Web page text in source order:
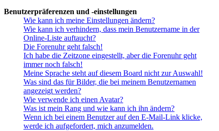
Benutzerpräferenzen und -einstellungen
Wie kann ich meine Einstellungen ändern?
Wie kann ich verhindern, dass mein Benutzername in der
Online-Liste auftaucht?
Die Forenuhr geht falsch!
Ich habe die Zeitzone eingestellt, aber die Forenuhr geht
immer noch falsch!
Meine Sprache steht auf diesem Board nicht zur Auswahl!
Was sind das für Bilder, die bei meinem Benutzernamen
angezeigt werden?
Wie verwende ich einen Avatar?
Was ist mein Rang und wie kann ich ihn ändern?
Wenn ich bei einem Benutzer auf den E-Mail-Link klicke,
werde ich aufgefordert, mich anzumelden.